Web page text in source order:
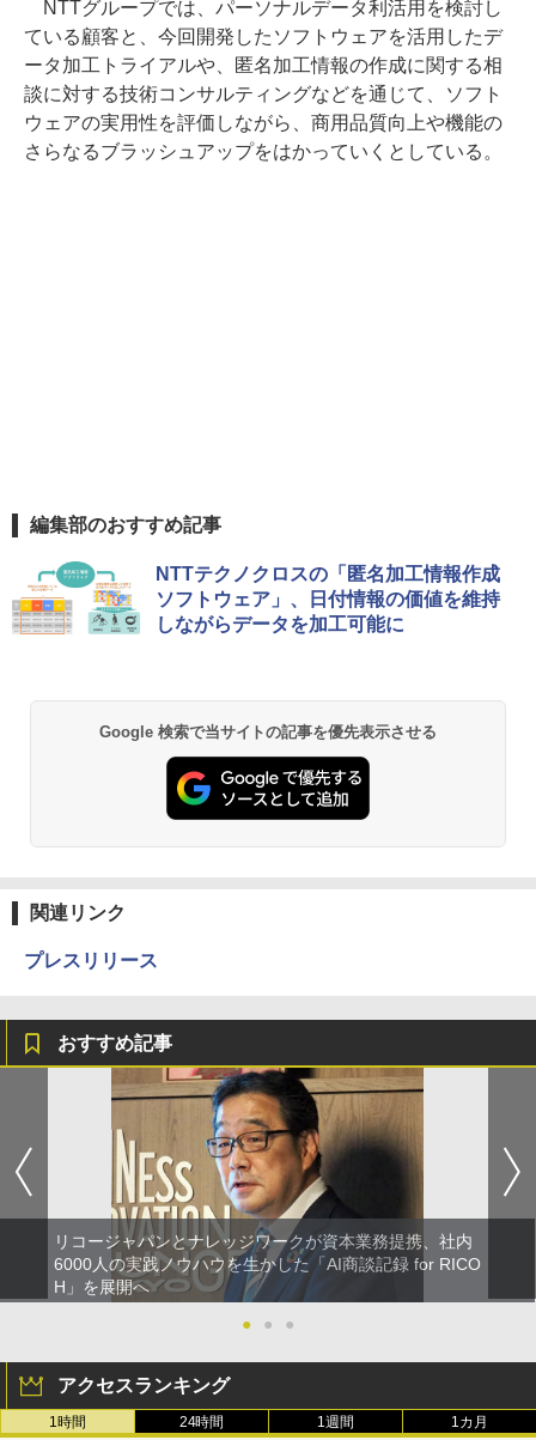
NTTグループでは、パーソナルデータ利活用を検討し
ている顧客と、今回開発したソフトウェアを活用したデ
ータ加工トライアルや、匿名加工情報の作成に関する相
談に対する技術コンサルティングなどを通じて、ソフト
ウェアの実用性を評価しながら、商用品質向上や機能の
さらなるブラッシュアップをはかっていくとしている。
編集部のおすすめ記事
NTTテクノクロスの「匿名加工情報作成
ソフトウェア」、日付情報の価値を維持
しながらデータを加工可能に
Google 検索で当サイトの記事を優先表示させる
関連リンク
プレスリリース
おすすめ記事
リコージャパンとナレッジワークが資本業務提携、社内
6000人の実践ノウハウを生かした「AI商談記録 for RICO
H」を展開へ
●
● ●
アクセスランキング
1時間 24時間 1週間 1カ月